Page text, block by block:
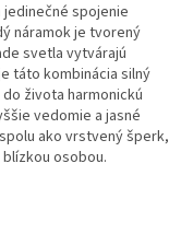
spojenie
náramok je tvorený
svetla vytvárajú
táto kombinácia silný
života harmonickú
vedomie a jasné
ako vrstvený šperk,
osobou.